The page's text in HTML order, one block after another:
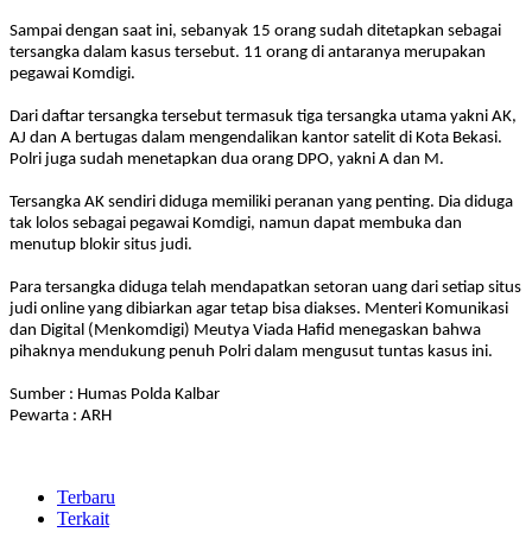
Sampai dengan saat ini, sebanyak 15 orang sudah ditetapkan sebagai
tersangka dalam kasus tersebut. 11 orang di antaranya merupakan
pegawai Komdigi.
Dari daftar tersangka tersebut termasuk tiga tersangka utama yakni AK,
AJ dan A bertugas dalam mengendalikan kantor satelit di Kota Bekasi.
Polri juga sudah menetapkan dua orang DPO, yakni A dan M.
Tersangka AK sendiri diduga memiliki peranan yang penting. Dia diduga
tak lolos sebagai pegawai Komdigi, namun dapat membuka dan
menutup blokir situs judi.
Para tersangka diduga telah mendapatkan setoran uang dari setiap situs
judi online yang dibiarkan agar tetap bisa diakses. Menteri Komunikasi
dan Digital (Menkomdigi) Meutya Viada Hafid menegaskan bahwa
pihaknya mendukung penuh Polri dalam mengusut tuntas kasus ini.
Sumber : Humas Polda Kalbar
Pewarta : ARH
Terbaru
Terkait